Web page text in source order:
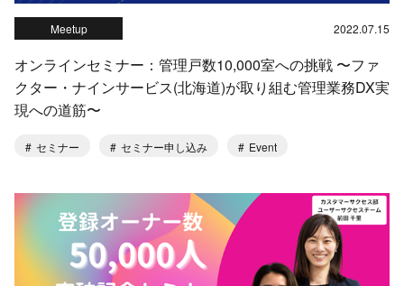
Meetup 2022.07.15
オンラインセミナー：管理戸数10,000室への挑戦 〜ファ
クター・ナインサービス(北海道)が取り組む管理業務DX実
現への道筋〜
セミナー セミナー申し込み Event